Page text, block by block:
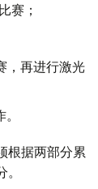
赛；
，再进行激光
根据两部分累